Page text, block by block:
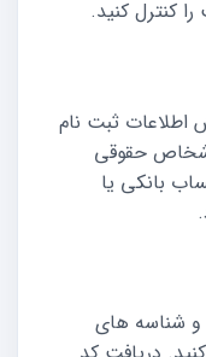
را کنترل کنید.
ثبت نام
اشخاص حقوقی
بانکی یا
و شناسه های